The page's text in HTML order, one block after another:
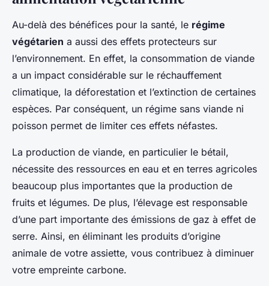
Au-delà des bénéfices pour la santé, le régime
végétarien a aussi des effets protecteurs sur
l’environnement. En effet, la consommation de viande
a un impact considérable sur le réchauffement
climatique, la déforestation et l’extinction de certaines
espèces. Par conséquent, un régime sans viande ni
poisson permet de limiter ces effets néfastes.
La production de viande, en particulier le bétail,
nécessite des ressources en eau et en terres agricoles
beaucoup plus importantes que la production de
fruits et légumes. De plus, l’élevage est responsable
d’une part importante des émissions de gaz à effet de
serre. Ainsi, en éliminant les produits d’origine
animale de votre assiette, vous contribuez à diminuer
votre empreinte carbone.